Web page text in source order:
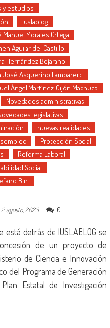
y estudios
Iuslablog
Manuel Morales Ortega
Aguilar del Castillo
Hernández Bejarano
José Asquerino Lamparero
Ángel Martínez-Gijón Machuca
Novedades administrativas
legislativas
nuevas realidades
Protección Social
Reforma Laboral
Social
Bini
2 agosto, 2023 0
detrás de IUSLABLOG se
de un proyecto de
de Ciencia e Innovación
del Programa de Generación
Estatal de Investigación